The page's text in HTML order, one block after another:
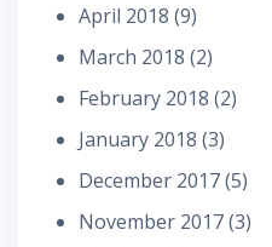
April 2018 (9)
March 2018 (2)
February 2018 (2)
January 2018 (3)
December 2017(5)
November 2017(3)